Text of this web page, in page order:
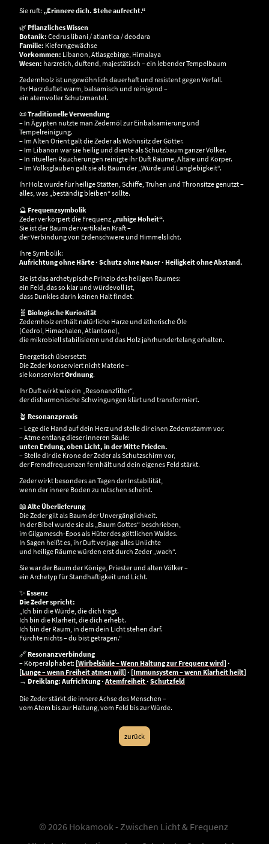
Sie ruft: „Erinnere dich. Stehe aufrecht.“
🌿 Pflanzliches Wissen
Botanik: Cedrus libani / atlantica / deodara
Familie: Kieferngewächse
Vorkommen: Libanon, Atlasgebirge, Himalaya
Wesen: harzreich, duftend, majestätisch – ein lebender Tempelbaum
Zedernholz ist ungewöhnlich dauerhaft und resistent gegen Verfall.
Ihr Harz duftet warm, balsamisch und reinigend –
ein atemvoller Schutzmantel.
📜Traditionelle Verwendung
– In Ägypten nutzte man Zedernöl zur Einbalsamierung und
Tempelreinigung.
– Im Alten Orient galt die Zeder als Wohnsitz der Götter.
– Im Libanon war sie heilig und diente als Schutzbaum ganzer Völker.
– In rituellen Räucherungen reinigte ihr Duft Räume, Altäre und Körper.
– Im Volksglauben galt sie als Baum der „Würde und Langlebigkeit“.
Ihr Holz wurde für heilige Stätten, Schiffe, Truhen und Thronsitze genutzt –
alles, was „beständig bleiben“ sollte.
🔮 Frequenzsymbolik
Zeder verkörpert die Frequenz „ruhige Hoheit“.
Sie ist der Baum der vertikalen Kraft –
der Verbindung von Erdenschwere und Himmelslicht.
Ihre Symbolik:
Aufrichtung ohne Härte · Schutz ohne Mauer · Heiligkeit ohne Abstand.
Sie ist das archetypische Prinzip des heiligen Raumes:
ein Feld, das so klar und würdevoll ist,
dass Dunkles darin keinen Halt findet.
🧬 Biologische Kuriosität
Zedernholz enthält natürliche Harze und ätherische Öle
(Cedrol, Himachalen, Atlantone),
die mikrobiell stabilisieren und das Holz jahrhundertelang erhalten.
Energetisch übersetzt:
Die Zeder konserviert nicht Materie –
sie konserviertOrdnung.
Ihr Duft wirkt wie ein „Resonanzfilter“,
der disharmonische Schwingungen klärt und transformiert.
🪴 Resonanzpraxis
– Lege die Hand auf dein Herz und stelle dir einen Zedernstamm vor.
– Atme entlang dieser inneren Säule:
unten Erdung, oben Licht, in der Mitte Frieden.
– Stelle dir die Krone der Zeder als Schutzschirm vor,
der Fremdfrequenzen fernhält und dein eigenes Feld stärkt.
Zeder wirkt besonders an Tagen der Instabilität,
wenn der innere Boden zu rutschen scheint.
📖 Alte Überlieferung
Die Zeder gilt als Baum der Unvergänglichkeit.
In der Bibel wurde sie als „Baum Gottes“ beschrieben,
im Gilgamesch-Epos als Hüter des göttlichen Waldes.
In Sagen heißt es, ihr Duft verjage alles Unlichte
und heilige Räume würden erst durch Zeder „wach“.
Sie war der Baum der Könige, Priester und alten Völker –
ein Archetyp für Standhaftigkeit und Licht.
✨ Essenz
Die Zeder spricht:
„Ich bin die Würde, die dich trägt.
Ich bin die Klarheit, die dich erhebt.
Ich bin der Raum, in dem dein Licht stehen darf.
Fürchte nichts – du bist getragen.“
🔗 Resonanzverbindung
– Körperalphabet: [Wirbelsäule – Wenn Haltung zur Frequenz wird] ·
[Lunge – wenn Freiheit atmen will] · [Immunsystem – wenn Klarheit heilt]
→ Dreiklang: Aufrichtung · Atemfreiheit· Schutzfeld
Die Zeder stärkt die innere Achse des Menschen –
vom Atem bis zur Haltung, vom Feld bis zur Würde.
zurück
© 2026 Hokamook - Zwischen Licht & Frequenz